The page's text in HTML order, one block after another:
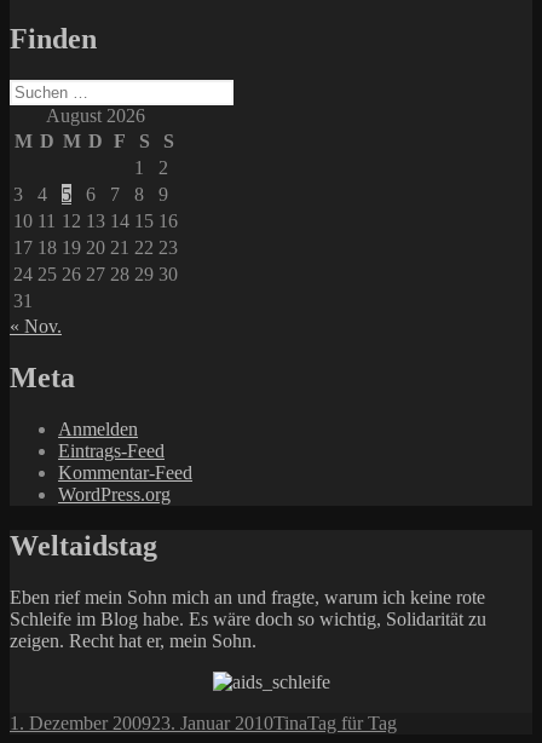
Finden
Suchen
nach:August 2026
M D M D F S
S
1
2
3
4 5 6 7 8
9
10 11 12 13 14 15 16
17 18 19 20 21 22 23
24 25 26 27 28 29 30
31
« Nov.
Meta
Anmelden
Eintrags-Feed
Kommentar-Feed
WordPress.org
Weltaidstag
Eben rief mein Sohn mich an und fragte, warum ich keine rote
Schleife im Blog habe. Es wäre doch so wichtig, Solidarität zu
zeigen. Recht hat er, mein Sohn.
Veröffentlicht
1. Dezember 200923. Januar 2010Autor
TinaKategorien
Tag für Tag